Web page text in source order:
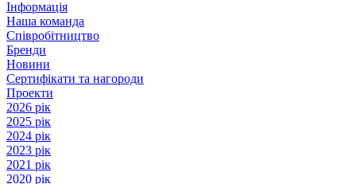
Інформація
Наша команда
Співробітництво
Бренди
Новини
Сертифікати та нагороди
Проекти
2026 рік
2025 рік
2024 рік
2023 рік
2021 рік
2020 рік